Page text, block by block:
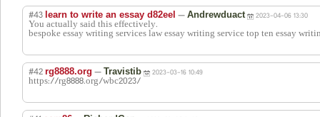
#43 learn to write an essay d82eel — Andrewduact 2023-04-06 13:30
You actually said this effectively.
bespoke essay writing services law essay writing service top ten essay
#42 rg8888.org — Travistib 2023-03-16 10:49
https://rg8888.org/wbc2023/